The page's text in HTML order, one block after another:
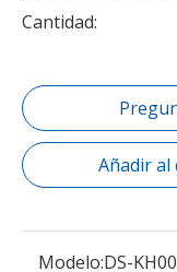
Cantidad:
Añadir al
Modelo:DS-